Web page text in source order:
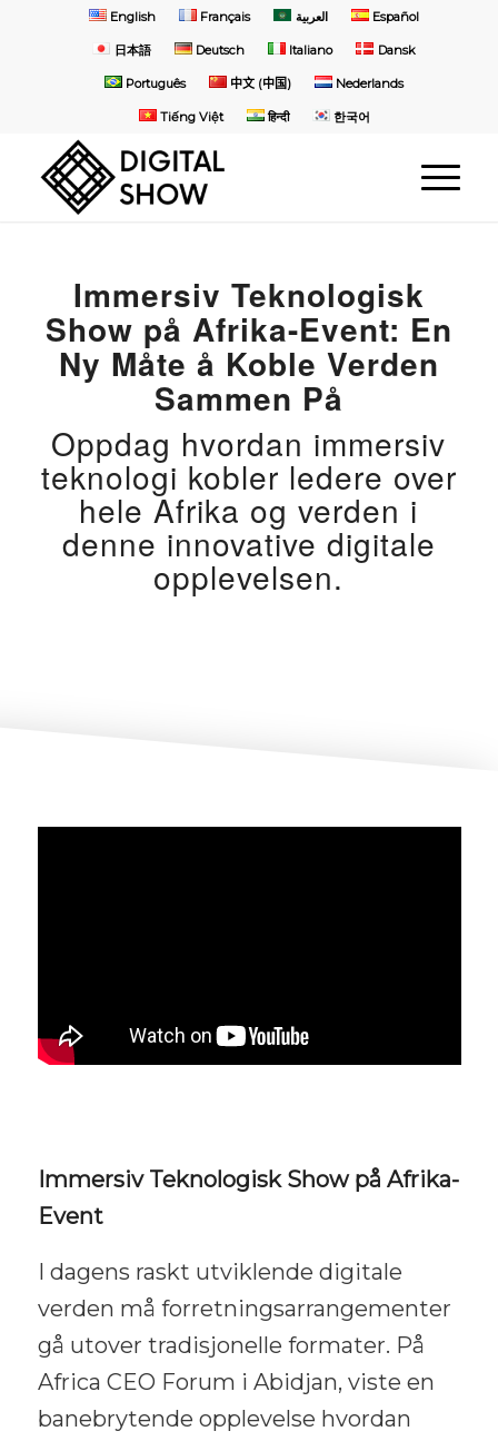
English Français العربية Español
日本語 Deutsch Italiano Dansk
Português 中文 (中国) Nederlands
Tiếng Việt हिन्दी 한국어
Immersiv Teknologisk
Show på Afrika-Event: En
Ny Måte å Koble Verden
Sammen På
Oppdag hvordan immersiv
teknologi kobler ledere over
hele Afrika og verden i
denne innovative digitale
opplevelsen.
Immersiv Teknologisk Show på Afrika-
Event
I dagens raskt utviklende digitale
verden må forretningsarrangementer
gå utover tradisjonelle formater. På
Africa CEO Forum i Abidjan, viste en
banebrytende opplevelse hvordan